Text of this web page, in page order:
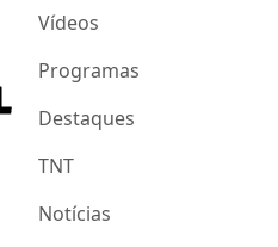
Vídeos
Programas
Destaques
TNT
Notícias